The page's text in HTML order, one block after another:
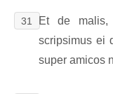
31
Et de malis,
scripsimus ei
super amicos